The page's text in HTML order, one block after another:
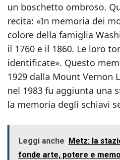
un boschetto ombroso.
recita: «In memoria dei
colore della famiglia
il 1760 e il 1860. Le loro
identificate». Questo
1929 dalla Mount Vernon
nel 1983 fu aggiunta una
la memoria degli schiavi
Leggi anche Metz: la
fonde arte, potere e